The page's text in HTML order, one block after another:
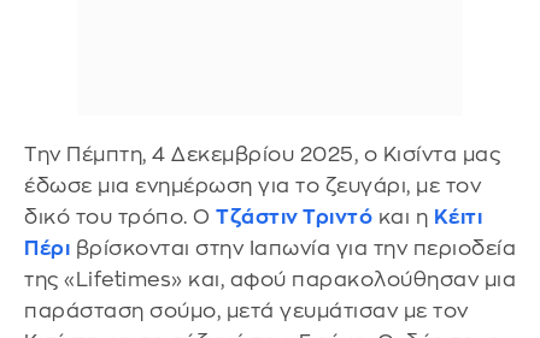
Την Πέμπτη, 4 Δεκεμβρίου 2025, ο Κισίντα μας
έδωσε μια ενημέρωση για το ζευγάρι, με τον
δικό του τρόπο. Ο Τζάστιν Τριντό και η Κέιτι
Πέρι βρίσκονται στην Ιαπωνία για την περιοδεία
της «Lifetimes» και, αφού παρακολούθησαν μια
παράσταση σούμο, μετά γευμάτισαν με τον